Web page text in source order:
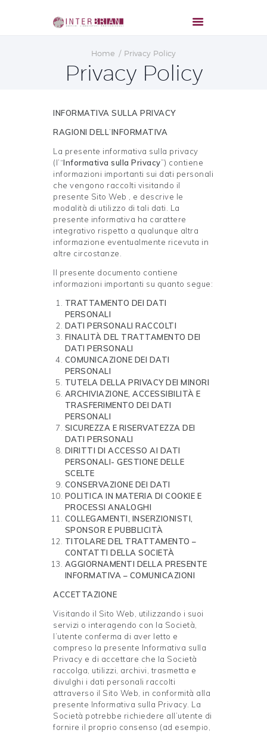
Home Privacy Policy
Privacy Policy
INFORMATIVA SULLA PRIVACY
RAGIONI DELL’INFORMATIVA
La presente informativa sulla privacy
(l’“Informativa sulla Privacy”) contiene
informazioni importanti sui dati personali
che vengono raccolti visitando il
presente Sito Web , e descrive le
modalità di utilizzo di tali dati. La
presente informativa ha carattere
integrativo rispetto a qualunque altra
informazione eventualmente ricevuta in
altre circostanze.
Il presente documento contiene
informazioni importanti su quanto segue:
TRATTAMENTO DEI DATI
PERSONALI
DATI PERSONALI RACCOLTI
FINALITÀ DEL TRATTAMENTO DEI
DATI PERSONALI
COMUNICAZIONE DEI DATI
PERSONALI
TUTELA DELLA PRIVACY DEI MINORI
ARCHIVIAZIONE, ACCESSIBILITÀ E
TRASFERIMENTO DEI DATI
PERSONALI
SICUREZZA E RISERVATEZZA DEI
DATI PERSONALI
DIRITTI DI ACCESSO AI DATI
PERSONALI- GESTIONE DELLE
SCELTE
CONSERVAZIONE DEI DATI
POLITICA IN MATERIA DI COOKIE E
PROCESSI ANALOGHI
COLLEGAMENTI, INSERZIONISTI,
SPONSOR E PUBBLICITÀ
TITOLARE DEL TRATTAMENTO –
CONTATTI DELLA SOCIETÀ
AGGIORNAMENTI DELLA PRESENTE
INFORMATIVA – COMUNICAZIONI
ACCETTAZIONE
Visitando il Sito Web, utilizzando i suoi
servizi o interagendo con la Società,
l’utente conferma di aver letto e
compreso la presente Informativa sulla
Privacy e di accettare che la Società
raccolga, utilizzi, archivi, trasmetta e
divulghi i dati personali raccolti
attraverso il Sito Web, in conformità alla
presente Informativa sulla Privacy. La
Società potrebbe richiedere all’utente di
fornire il proprio consenso (ad esempio,